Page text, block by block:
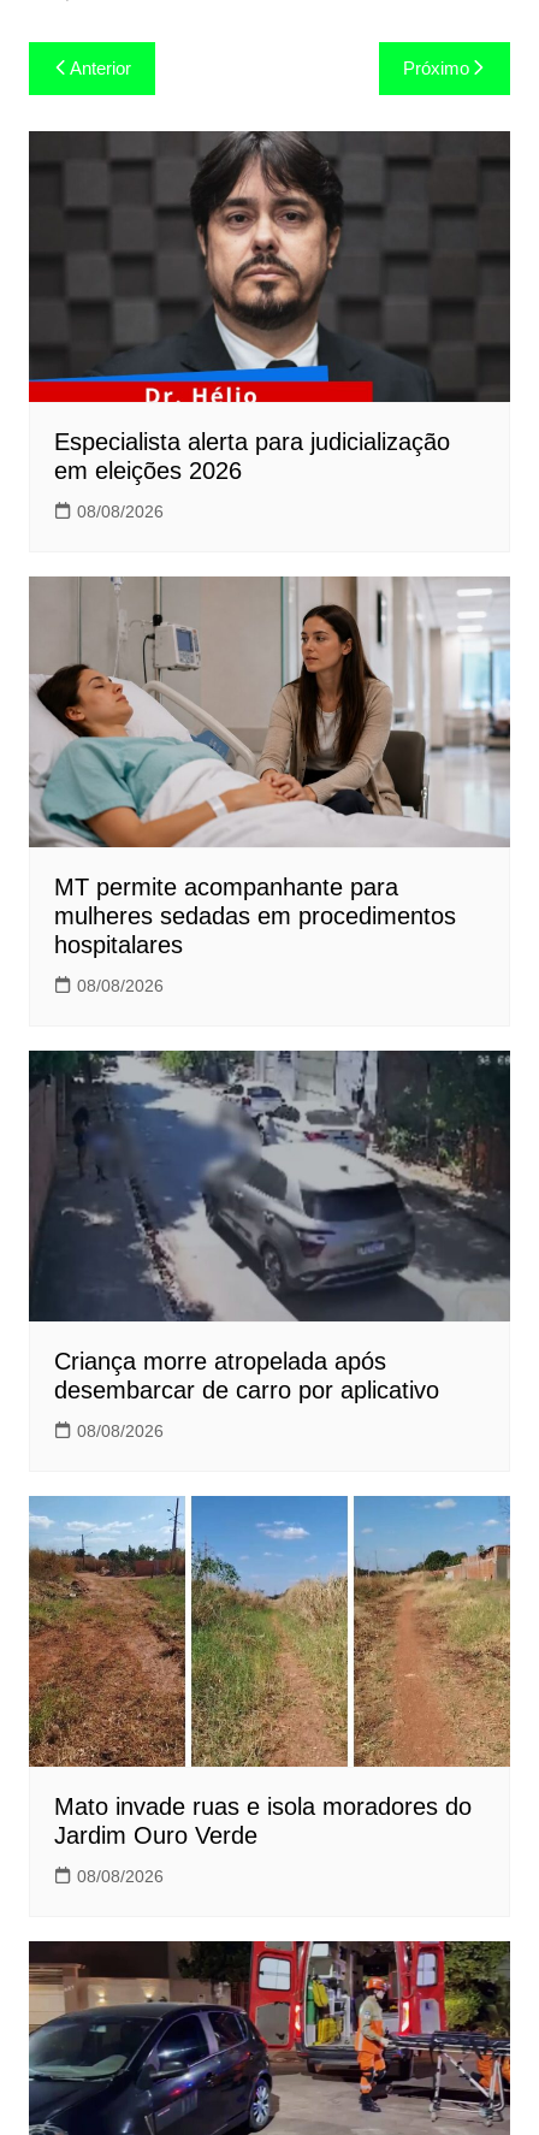
Navegação
de
Post
Anterior Próximo
Especialista alerta para judicialização
em eleições 2026
08/08/2026
MT permite acompanhante para
mulheres sedadas em procedimentos
hospitalares
08/08/2026
Criança morre atropelada após
desembarcar de carro por aplicativo
08/08/2026
Mato invade ruas e isola moradores do
Jardim Ouro Verde
08/08/2026